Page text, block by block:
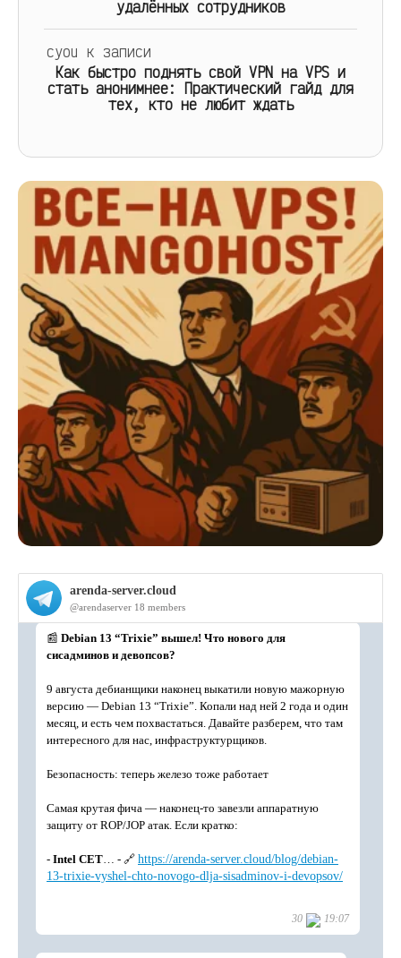
удалённых сотрудников
cyou к записи
Как быстро поднять свой VPN на VPS и
стать анонимнее: Практический гайд для
тех, кто не любит ждать